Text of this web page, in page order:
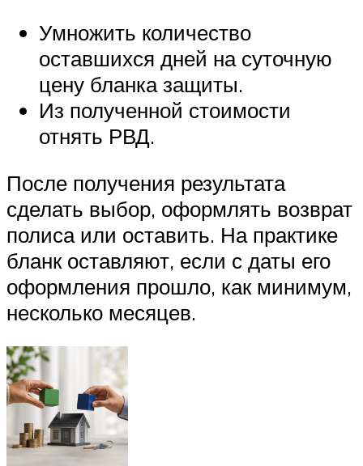
Умножить количество
оставшихся дней на суточную
цену бланка защиты.
Из полученной стоимости
отнять РВД.
После получения результата
сделать выбор, оформлять возврат
полиса или оставить. На практике
бланк оставляют, если с даты его
оформления прошло, как минимум,
несколько месяцев.